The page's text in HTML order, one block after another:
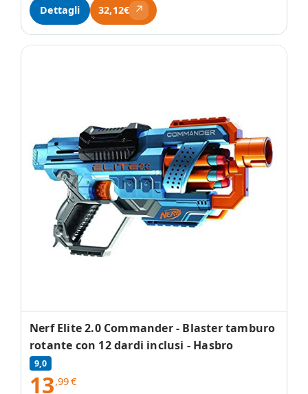
Dettagli 32,12€ ↗
Nerf Elite 2.0 Commander - Blaster tamburo
rotante con 12 dardi inclusi - Hasbro
9,0
13,99€